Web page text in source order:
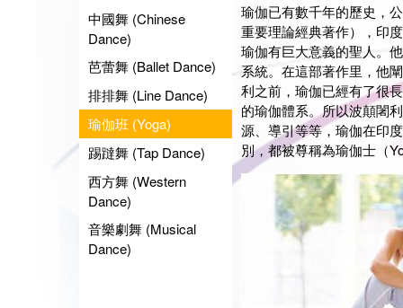
中國舞 (Chinese
Dance)
芭蕾舞 (Ballet Dance)
排排舞 (Line Dance)
瑜伽班 (Yoga)
踢躂舞 (Tap Dance)
西方舞 (Western
Dance)
音樂劇舞 (Musical
Dance)
瑜伽已有數千年的歷史，
重要理論經典著作），印
瑜伽有巨大意義的聖人。
系統。在這部著作里，他
利之前，瑜伽已經有了很
的瑜伽體系。所以波顛闍
源、導引等等，瑜伽在印
別，都被尊稱為瑜伽士（